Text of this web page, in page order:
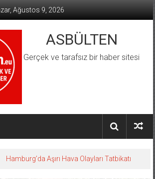
Ağustos 9, 2026
ASBÜLTEN
Gerçek ve tarafsız bir haber sitesi
Hamburg’da Aşırı Hava Olayları Tatbikatı